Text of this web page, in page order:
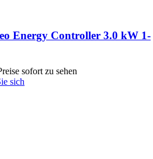
Energy Controller 3.0 kW 1-
sofort zu sehen
sich